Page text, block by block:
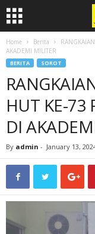
Home Berita
AKADEMI MILITER
BERITA SOROT
HUT KE-73
DI
By admin - January 13,